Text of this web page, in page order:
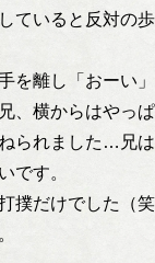
ていると反対の
を離し「おーい
、横からはやっ
られました…兄
です。
撲だけでした（